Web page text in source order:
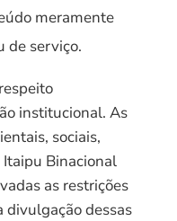
meramente
de serviço.
institucional. As
sociais,
Binacional
as restrições
divulgação dessas